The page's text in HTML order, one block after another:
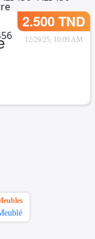
2.500 TND
12/29/25, 10:09 AM